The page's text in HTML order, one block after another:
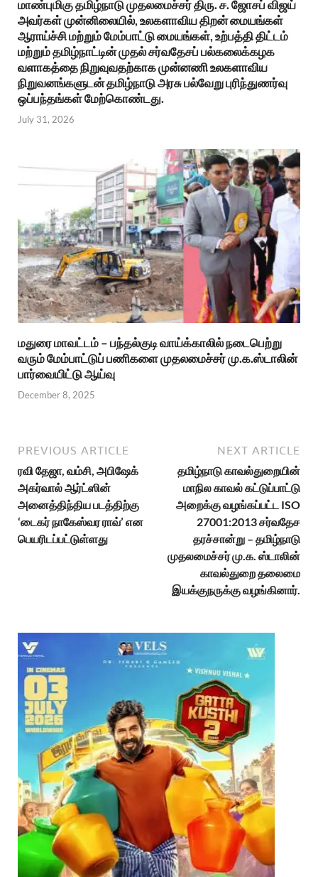
மாண்புமிகு தமிழ்நாடு முதலமைச்சர் திரு. ச. ஜோசப் விஜய்
அவர்கள் முன்னிலையில், உலகளாவிய திறன் மையங்கள்
ஆராய்ச்சி மற்றும் மேம்பாட்டு மையங்கள், உற்பத்தி திட்டம்
மற்றும் தமிழ்நாட்டின் முதல் சர்வதேசப் பல்கலைக்கழக
வளாகத்தை நிறுவுவதற்காக முன்னணி உலகளாவிய
நிறுவனங்களுடன் தமிழ்நாடு அரசு பல்வேறு புரிந்துணர்வு
ஒப்பந்தங்கள் மேற்கொண்டது.
July 31, 2026
மதுரை மாவட்டம் – பந்தல்குடி வாய்க்காலில் நடைபெற்று
வரும் மேம்பாட்டுப் பணிகளை முதலமைச்சர் மு.க.ஸ்டாலின்
பார்வையிட்டு ஆய்வு
December 8, 2025
PREVIOUS ARTICLE
ரவி தேஜா, வம்சி, அபிஷேக்
அகர்வால் ஆர்ட்ஸின்
அனைத்திந்திய படத்திற்கு
‘டைகர் நாகேஸ்வர ராவ்’ என
பெயரிடப்பட்டுள்ளது
NEXT ARTICLE
தமிழ்நாடு காவல்துறையின்
மாநில காவல் கட்டுப்பாட்டு
அறைக்கு வழங்கப்பட்ட ISO
27001:2013 சர்வதேச
தரச்சான்று – தமிழ்நாடு
முதலமைச்சர் மு.க. ஸ்டாலின்
காவல்துறை தலைமை
இயக்குநருக்கு வழங்கினார்.